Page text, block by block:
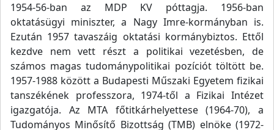
1954-56-ban az MDP KV póttagja. 1956-ban
oktatásügyi miniszter, a Nagy Imre-kormányban is.
Ezután 1957 tavaszáig oktatási kormánybiztos. Ettől
kezdve nem vett részt a politikai vezetésben, de
számos magas tudománypolitikai pozíciót töltött be.
1957-1988 között a Budapesti Műszaki Egyetem fizikai
tanszékének professzora, 1974-től a Fizikai Intézet
igazgatója. Az MTA főtitkárhelyettese (1964-70), a
Tudományos Minősítő Bizottság (TMB) elnöke (1972-